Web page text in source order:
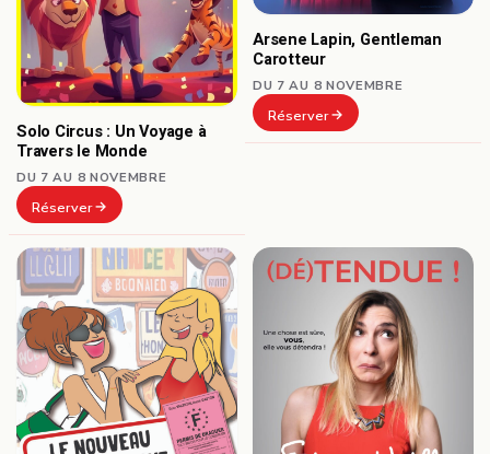
Solo Circus : Un Voyage à
Travers le Monde
DU 7 AU 8 NOVEMBRE
Réserver
Arsene Lapin, Gentleman
Carotteur
DU 7 AU 8 NOVEMBRE
Réserver